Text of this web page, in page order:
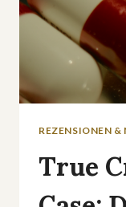
REZENSIONEN &
True